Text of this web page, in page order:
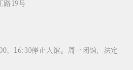
路19号
16:30停止入馆。周一闭馆，法定